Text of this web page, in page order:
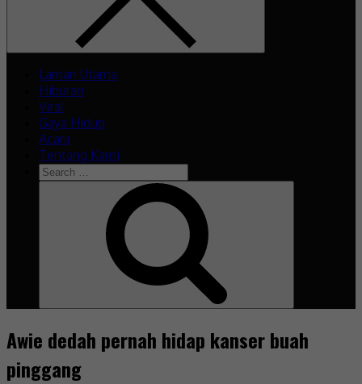
Laman Utama
Hiburan
Viral
Gaya Hidup
Acara
Tentang Kami
Search
for:
Awie dedah pernah hidap kanser buah
pinggang